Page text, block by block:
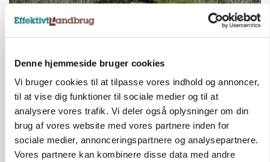
Denne hjemmeside bruger cookies
Vi bruger cookies til at tilpasse vores indhold og annoncer,
til at vise dig funktioner til sociale medier og til at
analysere vores trafik. Vi deler også oplysninger om din
brug af vores website med vores partnere inden for
sociale medier, annonceringspartnere og analysepartnere.
Vores partnere kan kombinere disse data med andre
Fredning binder landmands jord – kommunen
mangler stadig plejeplan
Annonce